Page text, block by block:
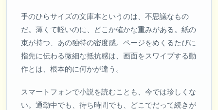
手のひらサイズの文庫本というのは、不思議なもの
だ。薄くて軽いのに、どこか確かな重みがある。紙の
束が持つ、あの独特の密度感。ページをめくるたびに
指先に伝わる微細な抵抗感は、画面をスワイプする動
作とは、根本的に何かが違う。
スマートフォンで小説を読むことも、今では珍しくな
い。通勤中でも、待ち時間でも、どこでだって続きが